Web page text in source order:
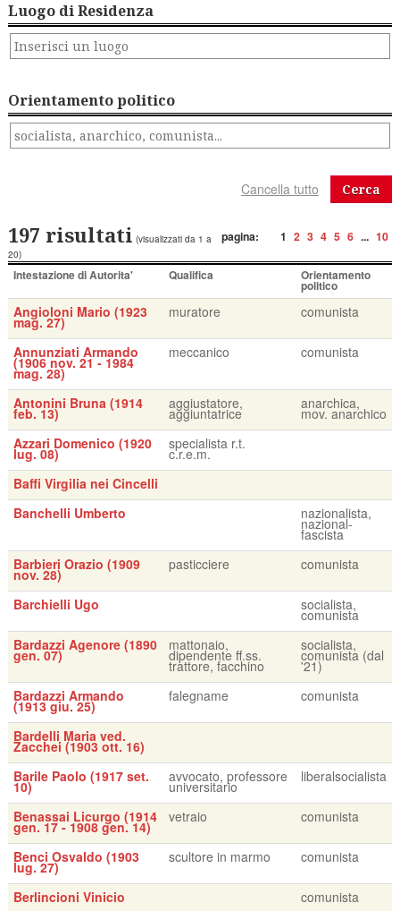
Luogo di Residenza
Orientamento politico
Cerca
pagina: 1 2 3 4 5 6 ... 10
197 risultati (visualizzati da 1 a
20)
Intestazione di Autorita' Qualifica Orientamento
politico
Angioloni Mario (1923
mag. 27)
muratore comunista
Annunziati Armando
(1906 nov. 21 - 1984
mag. 28)
meccanico comunista
Antonini Bruna (1914
feb. 13)
aggiustatore,
aggiuntatrice
anarchica,
mov. anarchico
Azzari Domenico (1920
lug. 08)
specialista r.t.
c.r.e.m.
Baffi Virgilia nei Cincelli
Banchelli Umberto
nazionalista,
nazional-
fascista
Barbieri Orazio (1909
nov. 28)
pasticciere comunista
Barchielli Ugo socialista,
comunista
Bardazzi Agenore (1890
gen. 07)
mattonaio,
dipendente ff.ss.
trattore, facchino
socialista,
comunista (dal
'21)
Bardazzi Armando
(1913 giu. 25)
falegname comunista
Bardelli Maria ved.
Zacchei (1903 ott. 16)
Barile Paolo (1917 set.
10)
avvocato, professore
universitario
liberalsocialista
Benassai Licurgo (1914
gen. 17 - 1908 gen. 14)
vetraio comunista
Benci Osvaldo (1903
lug. 27)
scultore in marmo comunista
Berlincioni Vinicio
comunista